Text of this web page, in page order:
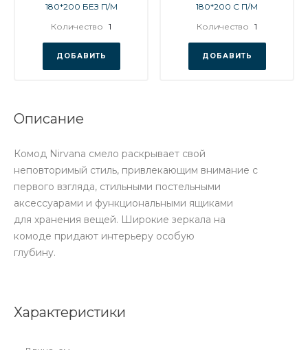
180*200 БЕЗ П/М
Количество 1
ДОБАВИТЬ
180*200 С П/М
Количество 1
ДОБАВИТЬ
Описание
Комод Nirvana смело раскрывает свой
неповторимый стиль, привлекающим внимание с
первого взгляда, стильными постельными
аксессуарами и функциональными ящиками
для хранения вещей. Широкие зеркала на
комоде придают интерьеру особую
глубину.
Характеристики